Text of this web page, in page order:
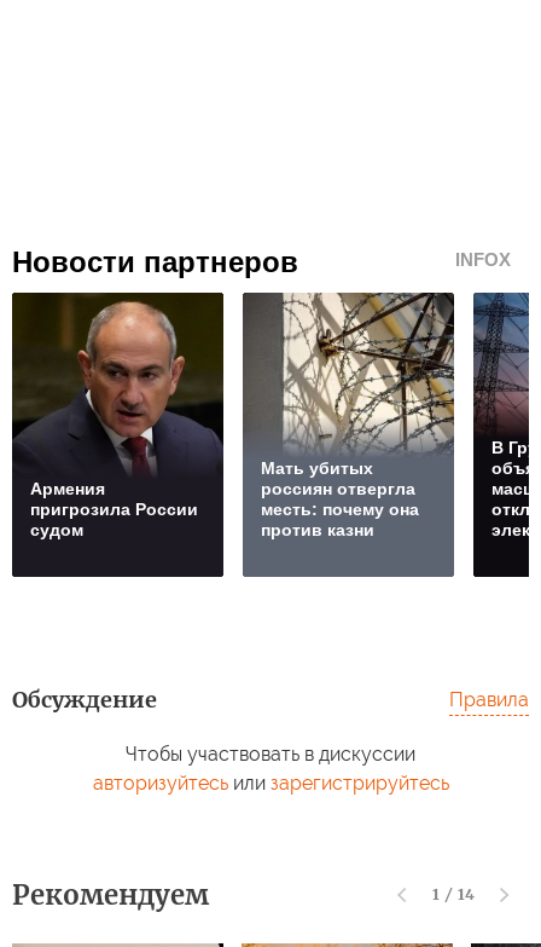
Новости партнеров INFOX
Армения
пригрозила России
судом
Мать убитых
россиян отвергла
месть: почему она
против казни
В
Обсуждение Правила
Чтобы участвовать в дискуссии
авторизуйтесьили зарегистрируйтесь
Рекомендуем 1 / 14